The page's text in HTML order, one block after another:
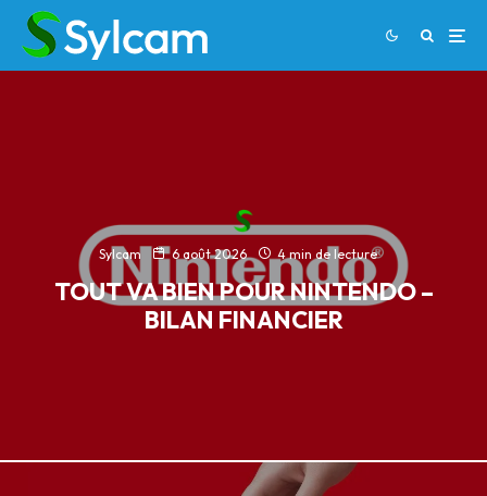
Sylcam 6 août 2026 4 min de lecture
TOUT VA BIEN POUR NINTENDO –
BILAN FINANCIER